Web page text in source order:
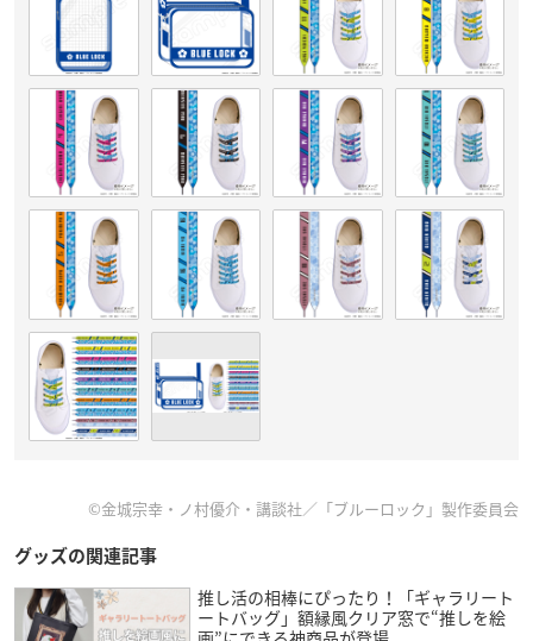
©金城宗幸・ノ村優介・講談社／「ブルーロック」製作委員会
グッズの関連記事
推し活の相棒にぴったり！「ギャラリート
ートバッグ」額縁風クリア窓で“推しを絵